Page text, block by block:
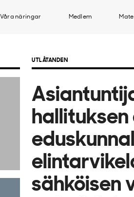
Våra näringar Medlem
UTLÅTANDEN
sähköisen